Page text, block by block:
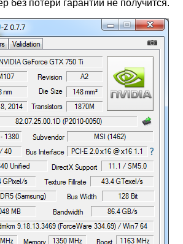
без потери гарантии не получится.